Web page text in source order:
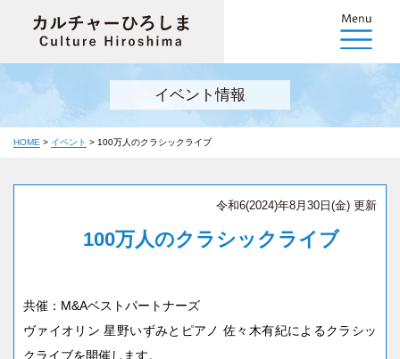
イベント情報
HOME > イベント > 100万人のクラシックライブ
令和6(2024)年8月30日(金) 更新
100万人のクラシックライブ
共催：M&Aベストパートナーズ
ヴァイオリン 星野いずみとピアノ 佐々木有紀によるクラシッ
クライブを開催します。